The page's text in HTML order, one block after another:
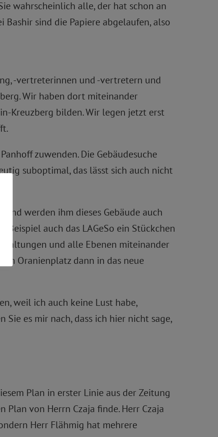
wahrscheinlich alle, der hat schon an
sind die Papiere abgelaufen, also
-vertreterinnen und -vertretern und
Wir haben dort miteinander
Kreuzberg bilden. Wir legen jetzt erst
zuwenden. Die Gebäudesuche
suboptimal, das lässt sich auch nicht
werden ihm dieses Gebäude auch
auch das LAGeSo ein Stückchen
und alle Ebenen miteinander
Oranienplatz dann in das neue
weil ich auch keine Lust habe,
es mir nach, dass ich hier nicht sage,
Plan in erster Linie aus der Zeitung
von Herrn Czaja finde. Herr Czaja
Herr Flähmig hat mehrere